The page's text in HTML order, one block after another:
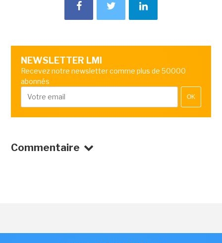
NEWSLETTER LMI
Recevez notre newsletter comme plus de 50000
abonnés
OK
Commentaire